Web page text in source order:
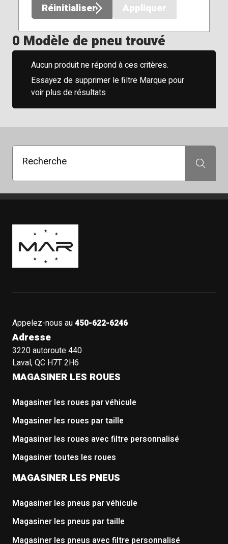
Réinitialiser
Appliquer
0 Modèle de pneu trouvé
Aucun produit ne répond à ces critères.
Essayez de supprimer le filtre Marque pour
voir plus de résultats
Recherche Recherche
Boutique Mags à Rabais
Appelez-nous au450-622-6246
Adresse
3220 autoroute 440
Laval, QC H7T 2H6
MAGASINER LES ROUES
Magasiner les roues par véhicule
Magasiner les roues par taille
Magasiner les roues avec filtre personnalisé
Magasiner toutes les roues
MAGASINER LES PNEUS
Magasiner les pneus par véhicule
Magasiner les pneus par taille
Magasiner les pneus avec filtre personnalisé